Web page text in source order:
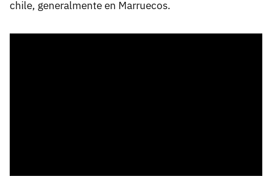
chile, generalmente en Marruecos.